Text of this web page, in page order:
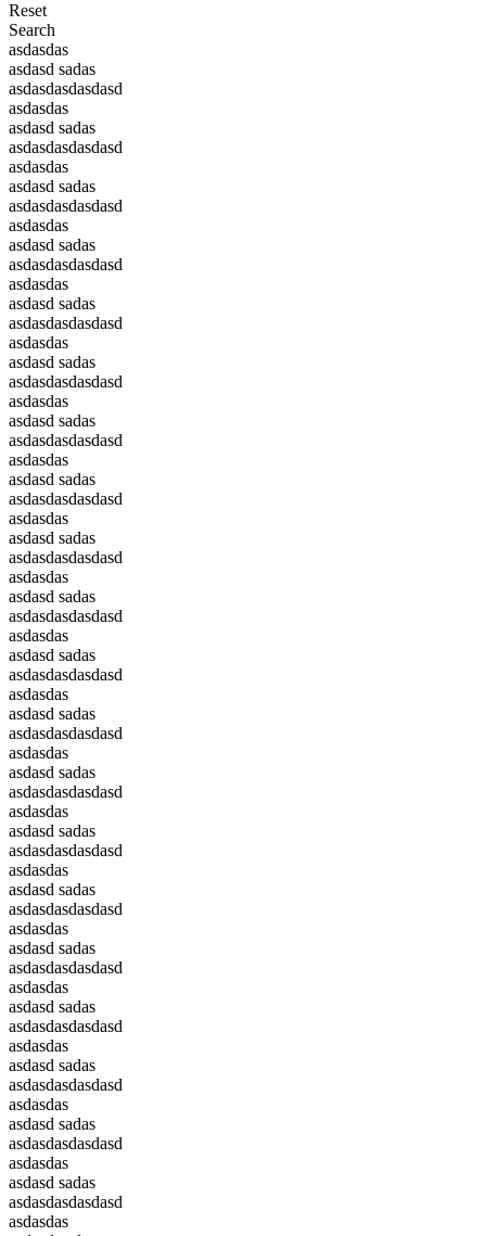
Reset
Search
asdasdas
asdasd sadas
asdasdasdasdasd
asdasdas
asdasd sadas
asdasdasdasdasd
asdasdas
asdasd sadas
asdasdasdasdasd
asdasdas
asdasd sadas
asdasdasdasdasd
asdasdas
asdasd sadas
asdasdasdasdasd
asdasdas
asdasd sadas
asdasdasdasdasd
asdasdas
asdasd sadas
asdasdasdasdasd
asdasdas
asdasd sadas
asdasdasdasdasd
asdasdas
asdasd sadas
asdasdasdasdasd
asdasdas
asdasd sadas
asdasdasdasdasd
asdasdas
asdasd sadas
asdasdasdasdasd
asdasdas
asdasd sadas
asdasdasdasdasd
asdasdas
asdasd sadas
asdasdasdasdasd
asdasdas
asdasd sadas
asdasdasdasdasd
asdasdas
asdasd sadas
asdasdasdasdasd
asdasdas
asdasd sadas
asdasdasdasdasd
asdasdas
asdasd sadas
asdasdasdasdasd
asdasdas
asdasd sadas
asdasdasdasdasd
asdasdas
asdasd sadas
asdasdasdasdasd
asdasdas
asdasd sadas
asdasdasdasdasd
asdasdas